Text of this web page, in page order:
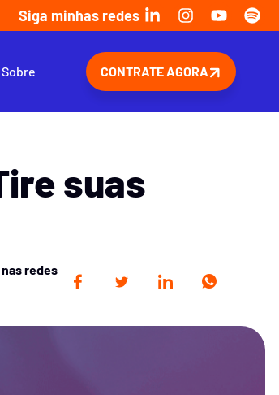
Siga minhas redes
Sobre CONTRATE AGORA
suas
redes